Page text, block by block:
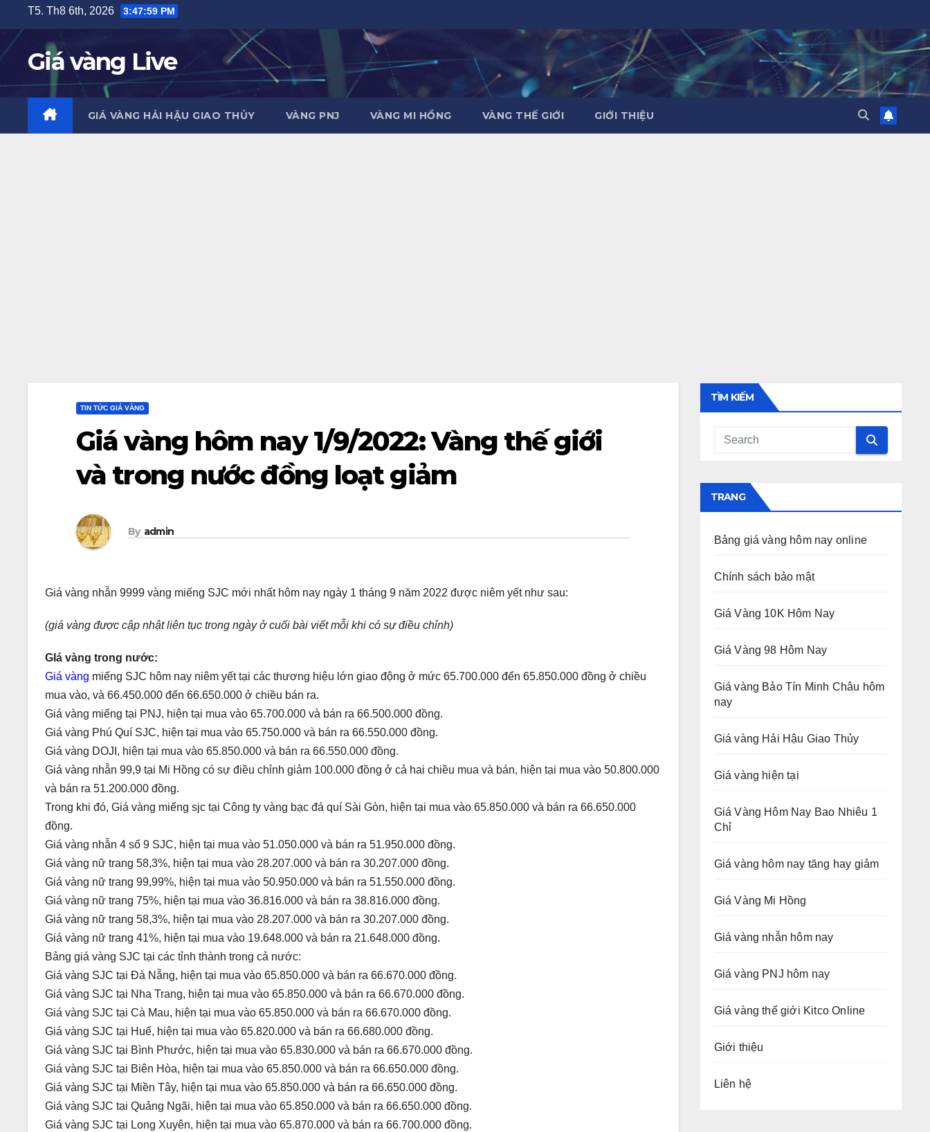
content
T5. Th8 6th, 2026 3:48:00 PM
Giá vàng Live
GIÁ VÀNG HẢI HẬU GIAO THỦY VÀNG PNJ VÀNG MI HỒNG VÀNG THẾ GIỚI GIỚI THIỆU
TIN TỨC GIÁ VÀNG
Giá vàng hôm nay 1/9/2022: Vàng thế giới
và trong nước đồng loạt giảm
By admin
Giá vàng nhẫn 9999 vàng miếng SJC mới nhất hôm nay ngày 1 tháng 9 năm 2022 được niêm yết như sau:
(giá vàng được cập nhật liên tục trong ngày ở cuối bài viết mỗi khi có sự điều chỉnh)
GIá vàng trong nước:
Giá vàng miếng SJC hôm nay niêm yết tại các thương hiệu lớn giao động ở mức 65.700.000 đến 65.850.000 đồng ở chiều
mua vào, và 66.450.000 đến 66.650.000 ở chiều bán ra.
Giá vàng miếng tại PNJ, hiện tại mua vào 65.700.000 và bán ra 66.500.000 đồng.
Giá vàng Phú Quí SJC, hiện tại mua vào 65.750.000 và bán ra 66.550.000 đồng.
Giá vàng DOJI, hiện tại mua vào 65.850.000 và bán ra 66.550.000 đồng.
Giá vàng nhẫn 99,9 tại Mi Hồng có sự điều chỉnh giảm 100.000 đồng ở cả hai chiều mua và bán, hiện tại mua vào 50.800.000
và bán ra 51.200.000 đồng.
Trong khi đó, Giá vàng miếng sjc tại Công ty vàng bạc đá quí Sài Gòn, hiện tại mua vào 65.850.000 và bán ra 66.650.000
đồng.
Giá vàng nhẫn 4 số 9 SJC, hiện tại mua vào 51.050.000 và bán ra 51.950.000 đồng.
Giá vàng nữ trang 58,3%, hiện tại mua vào 28.207.000 và bán ra 30.207.000 đồng.
Giá vàng nữ trang 99,99%, hiện tại mua vào 50.950.000 và bán ra 51.550.000 đồng.
Giá vàng nữ trang 75%, hiện tại mua vào 36.816.000 và bán ra 38.816.000 đồng.
Giá vàng nữ trang 58,3%, hiện tại mua vào 28.207.000 và bán ra 30.207.000 đồng.
Giá vàng nữ trang 41%, hiện tại mua vào 19.648.000 và bán ra 21.648.000 đồng.
Bảng giá vàng SJC tại các tỉnh thành trong cả nước:
Giá vàng SJC tại Đà Nẵng, hiện tại mua vào 65.850.000 và bán ra 66.670.000 đồng.
Giá vàng SJC tại Nha Trang, hiện tại mua vào 65.850.000 và bán ra 66.670.000 đồng.
Giá vàng SJC tại Cà Mau, hiện tại mua vào 65.850.000 và bán ra 66.670.000 đồng.
Giá vàng SJC tại Huế, hiện tại mua vào 65.820.000 và bán ra 66.680.000 đồng.
Giá vàng SJC tại Bình Phước, hiện tại mua vào 65.830.000 và bán ra 66.670.000 đồng.
Giá vàng SJC tại Biên Hòa, hiện tại mua vào 65.850.000 và bán ra 66.650.000 đồng.
Giá vàng SJC tại Miền Tây, hiện tại mua vào 65.850.000 và bán ra 66.650.000 đồng.
Giá vàng SJC tại Quảng Ngãi, hiện tại mua vào 65.850.000 và bán ra 66.650.000 đồng.
Giá vàng SJC tại Long Xuyên, hiện tại mua vào 65.870.000 và bán ra 66.700.000 đồng.
TÌM KIẾM
TRANG
Bảng giá vàng hôm nay online
Chính sách bảo mật
Giá Vàng 10K Hôm Nay
Giá Vàng 98 Hôm Nay
Giá vàng Bảo Tín Minh Châu hôm
nay
Giá vàng Hải Hậu Giao Thủy
Giá vàng hiện tại
Giá Vàng Hôm Nay Bao Nhiêu 1
Chỉ
Giá vàng hôm nay tăng hay giảm
Giá Vàng Mi Hồng
Giá vàng nhẫn hôm nay
Giá vàng PNJ hôm nay
Giá vàng thế giới Kitco Online
Giới thiệu
Liên hệ